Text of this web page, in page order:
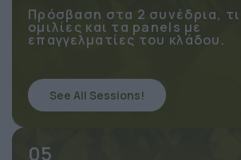
Two-Day Conference Pass
Πρόσβαση στα 2 συνέδρια, τις
ομιλίες και τα panels με
See All Sessions!